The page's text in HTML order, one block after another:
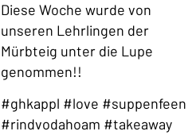
Diese Woche wurde von
unseren Lehrlingen der
Mürbteig unter die Lupe
genommen!!
#ghkappl #love #suppenfeen
#rindvodahoam #takeaway